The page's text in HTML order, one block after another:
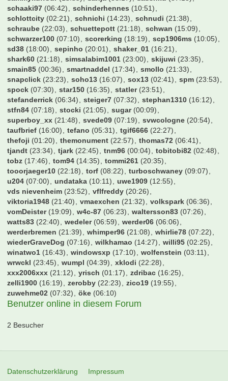
marcell07(23:02) marcil09(21:41) mario3101
marius2304(01:32) mark126 (07:34) markei007(07:00)
markus84 (00:59) markusm1974(22:29) maschi (06:00)
mauritzer(08:35) max (22:16) max229(21:57)
maxi_we(00:08) mecki95(23:47) meisi.mevo(07:30)
mensch (07:03) mic5669(19:36) michel
(18:45)
michel66 (07:12) mike5476(07:29) milano_2001 (18:44)
mkas(21:48) mm_aa_ii_kk(06:02) mokkatoni(18:18)
molokoplus(22:58) monte(07:29) mops1980
mrmicman2000(23:54) mucfan(07:17) nico5381(18:13)
niggo6(01:38) nili007(15:57) nittom(16:06)
noname(21:22) norwegerr(17:07) nullneuner(07:08)
nurderrwe(07:10) okocha90(23:03) patrickcrivitz
pega(22:01) peksim(07:19) philipp51(16:02)
podollski92(00:01) popo(07:14) protom
(16:26)
qpipsge(07:33) raege(08:04) rainervfb(22:03)
ralfgamer(00:32) rausmade(06:43) redMUC(23:15)
redfantastic (17:08) religius(22:36) rest (22:10)
retes(22:41) retok(21:28) rich4rd(22:29)
robbur(07:26) robin.dtm(21:04) roque(05:42)
rosch92(07:08) roter(20:12) rowa (09:48) s04-freak(07:32)
sammykuffour(15:59) sanja(06:17) saschku(07:10)
schaaki97(06:42) schinderhennes(10:51)
schlottcity(02:21) schnichi(14:23) schnudi(21:38)
schraube (22:03) schuettepott(21:18) schwan(15:09)
schwarzer100(07:10) scorerking(18:19) scp1906ms
sd38(18:00) sepinho(20:01) shaker_01(16:21)
shark60(21:18) simsalabim1001 (23:00) skijuwi
smain85(00:36) smartnaddel(17:34)
snapclick(23:23) soho13(16:07) sox13
stefanderrick
taufbrief(16:00) tefano(05:31) tgif6666(22:27)
tjandt(23:34) tjark(22:45) tnm96